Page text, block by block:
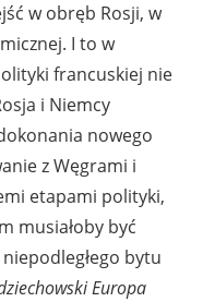
w obręb Rosji, w
I to w
francuskiej nie
i Niemcy
nowego
z Węgrami i
etapami polityki,
musiałoby być
bytu
Europa